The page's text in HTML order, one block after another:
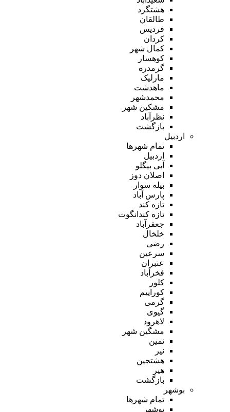
هشتگرد
طالقان
فردیس
کردان
کمال شهر
کوهسار
گرمدره
مارلیک
ماهدشت
محمدشهر
مشکین شهر
نظرآباد
بازگشت
اردبیل
تمام شهر‌ها
اردبیل
آبی بیگلو
اصلان دوز
بیله سوار
پارس آباد
تازه کند
تازه کندانگوت
جعفرآباد
خلخال
رضی
سرعین
عنبران
فخرآباد
کلور
کوراییم
گرمی
گیوی
لاهرود
مشگین شهر
نمین
نیر
هشتجین
هیر
بازگشت
بوشهر
تمام شهر‌ها
بوشهر